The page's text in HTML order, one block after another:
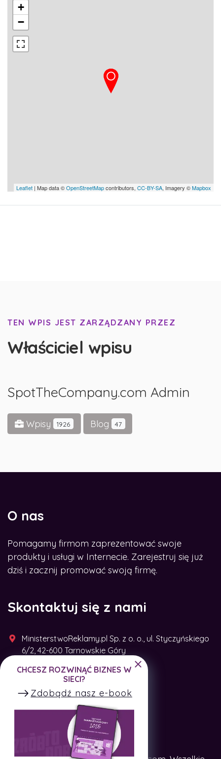
+
−
Leaflet | Map data ©OpenStreetMapcontributors, CC-BY-SA, Imagery ©Mapbox
TEN WPIS JEST ZARZĄDZANY PRZEZ
Właściciel wpisu
SpotTheCompany.com Admin
Wpisy 1926 Blog 47
O nas
Pomagamy firmom zaprezentować swoje
produkty i usługi w Internecie. Zarejestruj się już
dziś i zacznij promować swoją firmę.
Skontaktuj się z nami
MinisterstwoReklamy.pl Sp. z o. o., ul. Styczyńskiego
6/2, 42-600 Tarnowskie Góry
+48 791 493 287
CHCESZ ROZWINĄĆ BIZNES W
SIECI?
Zdobądź nasz e-book